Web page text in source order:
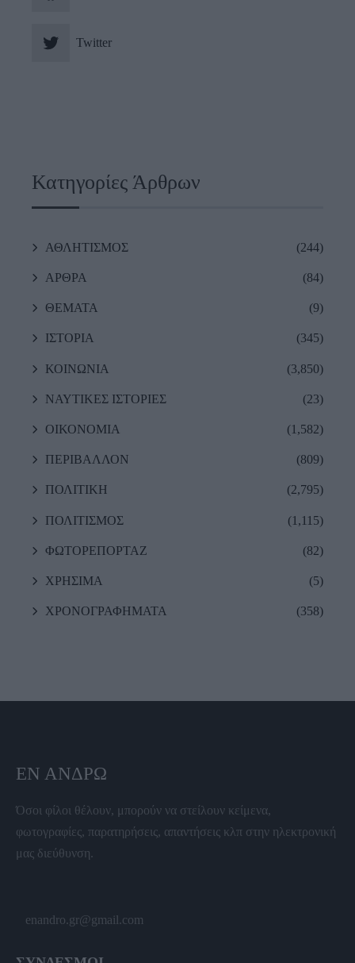
Twitter
Κατηγορίες Άρθρων
ΑΘΛΗΤΙΣΜΟΣ (244)
ΑΡΘΡΑ (84)
ΘΕΜΑΤΑ (9)
ΙΣΤΟΡΙΑ (345)
ΚΟΙΝΩΝΙΑ (3,850)
ΝΑΥΤΙΚΕΣ ΙΣΤΟΡΙΕΣ (23)
ΟΙΚΟΝΟΜΙΑ (1,582)
ΠΕΡΙΒΑΛΛΟΝ (809)
ΠΟΛΙΤΙΚΗ (2,795)
ΠΟΛΙΤΙΣΜΟΣ (1,115)
ΦΩΤΟΡΕΠΟΡΤΑΖ (82)
ΧΡΗΣΙΜΑ (5)
ΧΡΟΝΟΓΡΑΦΗΜΑΤΑ (358)
ΕΝ ΆΝΔΡΩ
Όσοι φίλοι θέλουν, μπορούν να στείλουν κείμενα,
φωτογραφίες, παρατηρήσεις, απαντήσεις κλπ στην ηλεκτρονική
μας διεύθυνση.
enandro.gr@gmail.com